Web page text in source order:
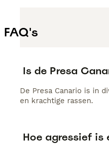
FAQ's
Is de Presa
De Presa Canario is in
en krachtige rassen.
Hoe agressief is